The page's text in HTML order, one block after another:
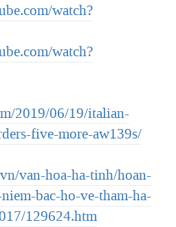
watch?
watch?
2019/06/19/italian-
five-more-aw139s/
van-hoa-ha-tinh/hoan-
bac-ho-ve-tham-ha-
129624.htm